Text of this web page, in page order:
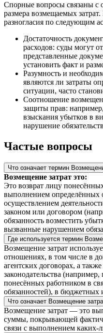
Спорные вопросы связаны с
размера возмещаемых
разногласия по следующим
Достаточность
расходов: суды могут
представленные
установить факт и
Разумность и
являются ли затраты
ситуации, часто
Соотношение
защиты прав:
взыскания убытков в
нарушение
Частые вопросы
Что означает термин
Возмещение затрат это:
Это возврат лицу
выполнением определённых
осуществлением
законом или договором
обязанность возместить
вызванные нарушением
Где используется термин
Возмещение затрат
отношениях, в том числе в
агентских договорах, а
законодательства
понесённых работником в
обязанностей), в бюджетных
Что означает Возмещение
Возмещение затрат — это
суммы, покрывающей
связи с выполнением